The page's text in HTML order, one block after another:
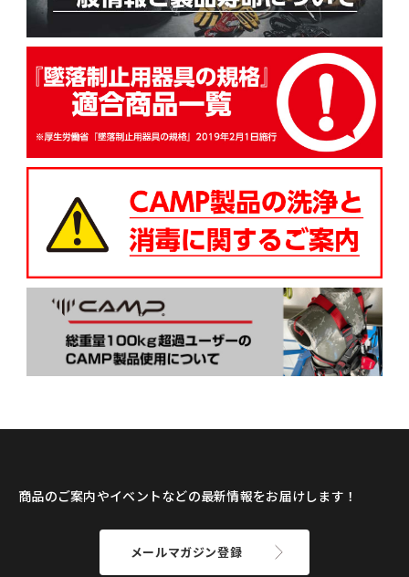
商品のご案内やイベントなどの最新情報をお届けします！
メールマガジン登録